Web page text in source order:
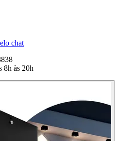
chat
8h às 20h